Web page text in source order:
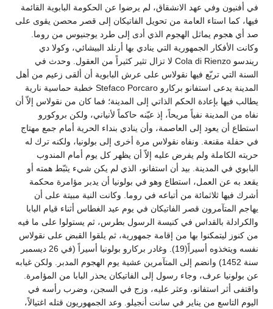
في أفنيون وفي عهد الانشقاق، لم يرضوا عن الحكومة البابوية القائمة
فيها، كما استاء العامة من تحويل الفاتيكان إلى قصر محصن يقوى على
صد أي هجوم يماثل الهجوم الذي أدى إلى طرد يوجنيوس من روما.
وكانت الأفكار الجمهورية التي ينادي بها أرنلد البيشائي، وكولا دي
ريندسو Cola di Rienzo لا تزال تثير كثيراً من العقول. وحدث في
السنة التي تربّع فيها نقولاس على عرش البابوية أن ألقى زعيم من أهل
المدينة يدعى استفانو بركارو Stefaco Porcaro خطبة حماسية نارية
يطالب فيها بإعادة الحكم الذاتي إلى المدينة؛ فما كان من نقولاس إلاّ أن
نفاه من المدينة نفياً مريحاً، إذ عيّنه حاكماً لأنياني، ولكن بروكورو
استطاع أن يعود إلى العاصمة، وأن ينادي بنداء الحرية أمام جمع مهتاج
في حفلة مقنعة. ونفاه نقولاس مرة أخرى إلى بولونيا، ولكنه ترك له
حريته الكاملة ولم يفرض عليه إلاّ أن يظهر كل يوم أمام المندوب
البابوي في المدينة. بيد أن استفانو، الذي لم يكن شيء يثبّط همته أو
يقعد به عن العمل، استطاع وهو في بولونيا أن يدبر مؤامرة محكمة
أشرك فيها ثلاثمائة من أتباعه في روما. وكانت النية مبيتة على أن
يهاجم المتآمرون قصر الفاتيكان في يوم عيد الغطاس أثناء قيام البابا
والكرادلة بالقداس في كنيسة الرسول بطرس، ثم يستولوا على ما فيه
من كنوز ليتمكنوا بها من إقامة جمهورية، ثم يلقوا القبض على نقولاس
نفسه ويتخذوه أسيراً(19). وغادر بركارو بولونيا أسيراً (في 26 ديسمبر
سنة 1452) وانضم إلى المتآمرين عشية يوم الهجوم المدبر. ولكن غيابه
عن بولونيا عرف، وجاء رسول إلى الفاتيكان يحذر البابا من المؤامرة.
واقتفى أثر استفانو، وعثر عليه، وزج في السجن، وضرب رأسه في
اليوم التاسع من يناير في سانت أنجيلو. وعد الجمهوريون قتله اغتيالاً،